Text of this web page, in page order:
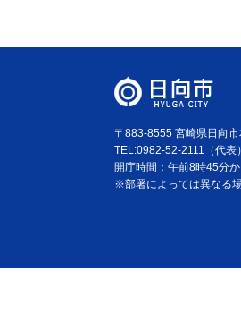
〒883-8555 宮崎県日向
TEL:0982-52-2111（代表）
開庁時間：午前8時45分
※部署によっては異なる場